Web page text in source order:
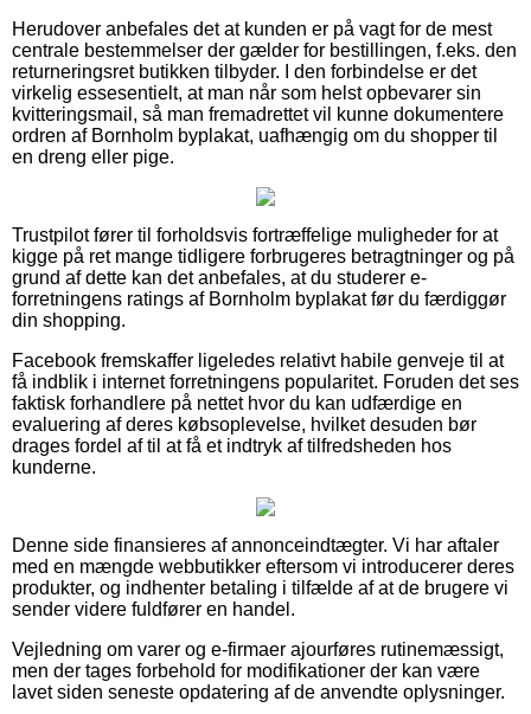
Herudover anbefales det at kunden er på vagt for de mest
centrale bestemmelser der gælder for bestillingen, f.eks. den
returneringsret butikken tilbyder. I den forbindelse er det
virkelig essesentielt, at man når som helst opbevarer sin
kvitteringsmail, så man fremadrettet vil kunne dokumentere
ordren af Bornholm byplakat, uafhængig om du shopper til
en dreng eller pige.
Trustpilot fører til forholdsvis fortræffelige muligheder for at
kigge på ret mange tidligere forbrugeres betragtninger og på
grund af dette kan det anbefales, at du studerer e-
forretningens ratings af Bornholm byplakat før du færdiggør
din shopping.
Facebook fremskaffer ligeledes relativt habile genveje til at
få indblik i internet forretningens popularitet. Foruden det ses
faktisk forhandlere på nettet hvor du kan udfærdige en
evaluering af deres købsoplevelse, hvilket desuden bør
drages fordel af til at få et indtryk af tilfredsheden hos
kunderne.
Denne side finansieres af annonceindtægter. Vi har aftaler
med en mængde webbutikker eftersom vi introducerer deres
produkter, og indhenter betaling i tilfælde af at de brugere vi
sender videre fuldfører en handel.
Vejledning om varer og e-firmaer ajourføres rutinemæssigt,
men der tages forbehold for modifikationer der kan være
lavet siden seneste opdatering af de anvendte oplysninger.